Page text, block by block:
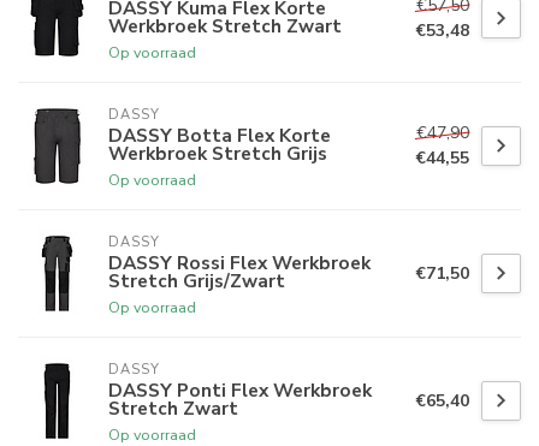
DASSY Kuma Flex Korte
Werkbroek Stretch Zwart
Op voorraad
€57,50
€53,48
DASSY
DASSY Botta Flex Korte
Werkbroek Stretch Grijs
Op voorraad
€47,90
€44,55
DASSY
DASSY Rossi Flex Werkbroek
Stretch Grijs/Zwart
Op voorraad
€71,50
DASSY
DASSY Ponti Flex Werkbroek
Stretch Zwart
Op voorraad
€65,40